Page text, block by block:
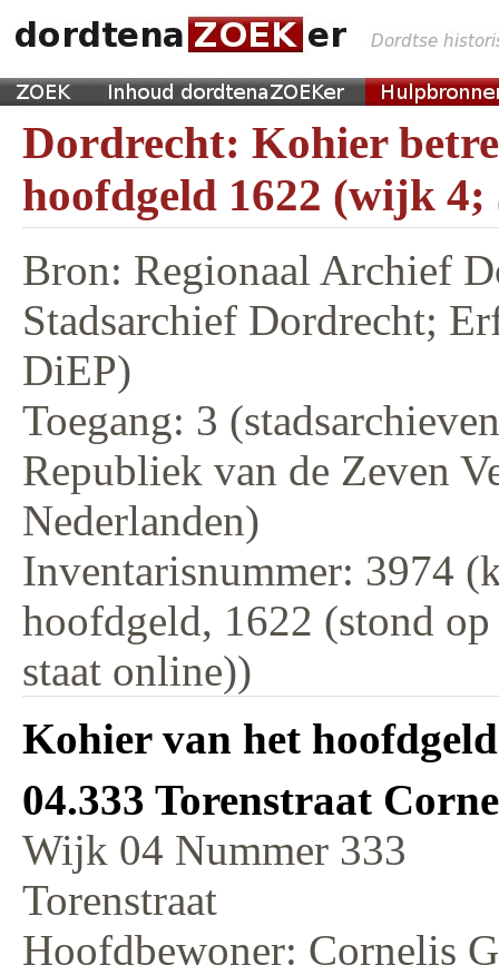
Dordrecht: Kohier
hoofdgeld 1622 (wijk 4;
Bron: Regionaal Archief
Stadsarchief Dordrecht;
DiEP)
Toegang: 3
Republiek van de Zeven
Nederlanden)
Inventarisnummer: 3974
hoofdgeld, 1622 (stond
staat online))
Kohier van het
04.333 Torenstraat
Wijk 04 Nummer 333
Torenstraat
Hoofdbewoner: Cornelis